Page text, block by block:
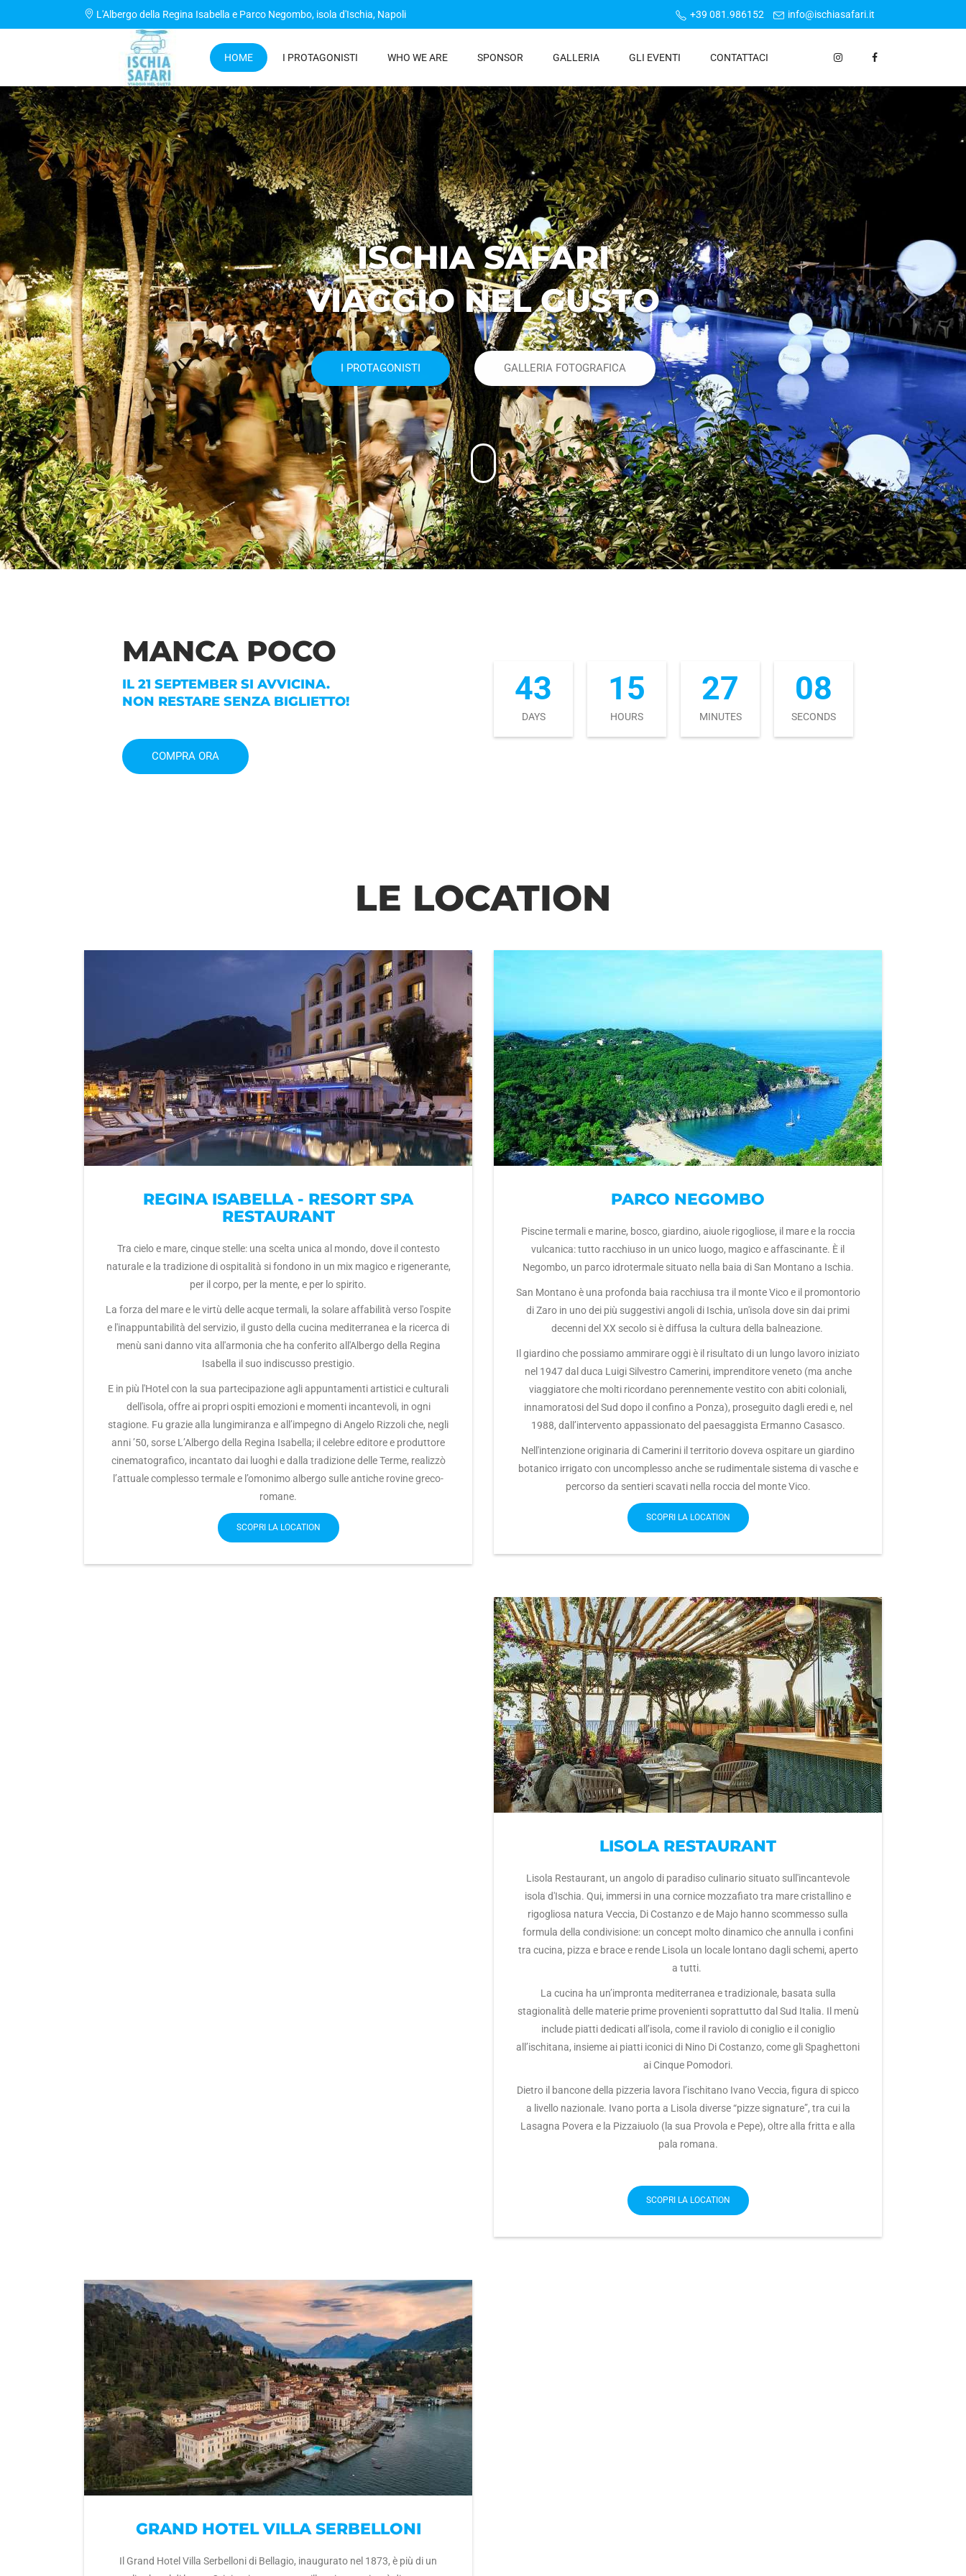
L'Albergo della Regina Isabella e Parco Negombo, isola d'Ischia, Napoli +39 081.986152 info@ischiasafari.it
HOME I PROTAGONISTI WHO WE ARE SPONSOR GALLERIA GLI EVENTI CONTATTACI
FESTA AL NEGOMBO
21 SETTEMBRE 2026
PARCO NEGOMBO
SCOPRI LA LOCATION
MANCA POCO
IL 21 SEPTEMBER SI AVVICINA.
NON RESTARE SENZA BIGLIETTO!
COMPRA ORA
43
DAYS
15
HOURS
27
MINUTES
06
SECONDS
LE LOCATION
REGINA ISABELLA - RESORT SPA
RESTAURANT
Tra cielo e mare, cinque stelle: una scelta unica al mondo, dove il contesto
naturale e la tradizione di ospitalità si fondono in un mix magico e rigenerante,
per il corpo, per la mente, e per lo spirito.
La forza del mare e le virtù delle acque termali, la solare affabilità verso l'ospite
e l'inappuntabilità del servizio, il gusto della cucina mediterranea e la ricerca di
menù sani danno vita all'armonia che ha conferito all'Albergo della Regina
Isabella il suo indiscusso prestigio.
E in più l'Hotel con la sua partecipazione agli appuntamenti artistici e culturali
dell'isola, offre ai propri ospiti emozioni e momenti incantevoli, in ogni
stagione. Fu grazie alla lungimiranza e all’impegno di Angelo Rizzoli che, negli
anni ’50, sorse L’Albergo della Regina Isabella; il celebre editore e produttore
cinematografico, incantato dai luoghi e dalla tradizione delle Terme, realizzò
l’attuale complesso termale e l’omonimo albergo sulle antiche rovine greco-
romane.
SCOPRI LA LOCATION
PARCO NEGOMBO
Piscine termali e marine, bosco, giardino, aiuole rigogliose, il mare e la roccia
vulcanica: tutto racchiuso in un unico luogo, magico e affascinante. È il
Negombo, un parco idrotermale situato nella baia di San Montano a Ischia.
San Montano è una profonda baia racchiusa tra il monte Vico e il promontorio
di Zaro in uno dei più suggestivi angoli di Ischia, un'isola dove sin dai primi
decenni del XX secolo si è diffusa la cultura della balneazione.
Il giardino che possiamo ammirare oggi è il risultato di un lungo lavoro iniziato
nel 1947 dal duca Luigi Silvestro Camerini, imprenditore veneto (ma anche
viaggiatore che molti ricordano perennemente vestito con abiti coloniali,
innamoratosi del Sud dopo il confino a Ponza), proseguito dagli eredi e, nel
1988, dall’intervento appassionato del paesaggista Ermanno Casasco.
Nell'intenzione originaria di Camerini il territorio doveva ospitare un giardino
botanico irrigato con uncomplesso anche se rudimentale sistema di vasche e
percorso da sentieri scavati nella roccia del monte Vico.
SCOPRI LA LOCATION
LISOLA RESTAURANT
Lisola Restaurant, un angolo di paradiso culinario situato sull'incantevole
isola d'Ischia. Qui, immersi in una cornice mozzafiato tra mare cristallino e
rigogliosa natura Veccia, Di Costanzo e de Majo hanno scommesso sulla
formula della condivisione: un concept molto dinamico che annulla i confini
tra cucina, pizza e brace e rende Lisola un locale lontano dagli schemi, aperto
a tutti.
La cucina ha un’impronta mediterranea e tradizionale, basata sulla
stagionalità delle materie prime provenienti soprattutto dal Sud Italia. Il menù
include piatti dedicati all’isola, come il raviolo di coniglio e il coniglio
all’ischitana, insieme ai piatti iconici di Nino Di Costanzo, come gli Spaghettoni
ai Cinque Pomodori.
Dietro il bancone della pizzeria lavora l’ischitano Ivano Veccia, figura di spicco
a livello nazionale. Ivano porta a Lisola diverse “pizze signature”, tra cui la
Lasagna Povera e la Pizzaiuolo (la sua Provola e Pepe), oltre alla fritta e alla
pala romana.
SCOPRI LA LOCATION
GRAND HOTEL VILLA SERBELLONI
Il Grand Hotel Villa Serbelloni di Bellagio, inaugurato nel 1873, è più di un